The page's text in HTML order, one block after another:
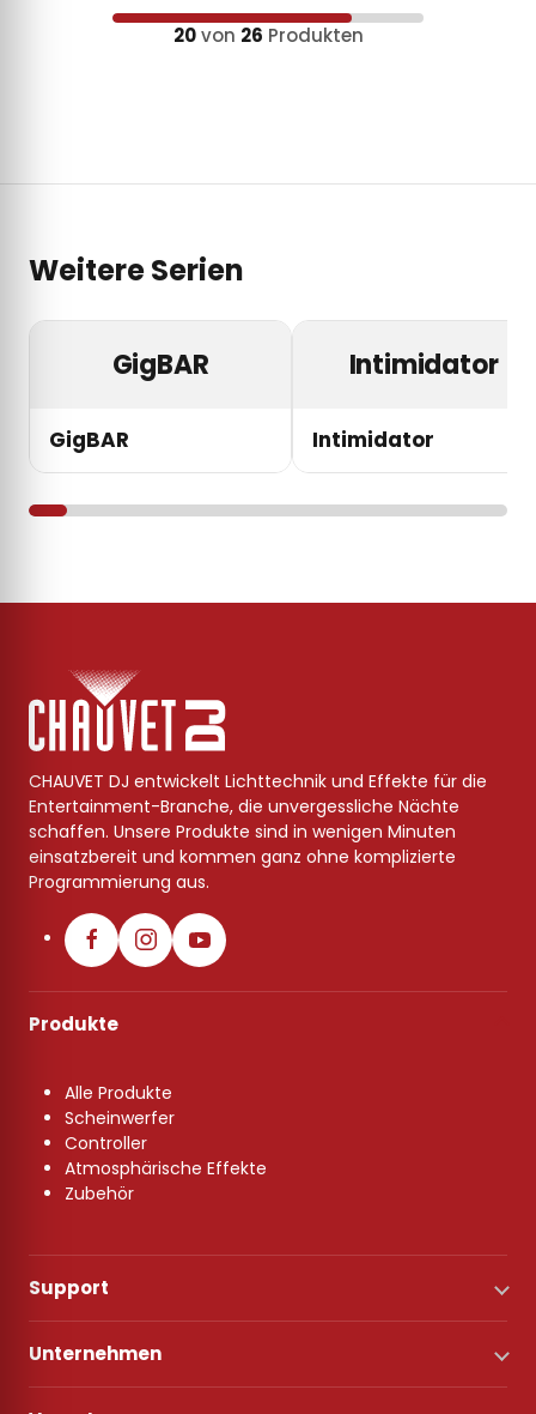
20von 26 Produkten
Weitere Serien
GigBAR
GigBAR
Intimidator
Intimidator
CHAUVET DJ entwickelt Lichttechnik und Effekte für die
Entertainment-Branche, die unvergessliche Nächte
schaffen. Unsere Produkte sind in wenigen Minuten
einsatzbereit und kommen ganz ohne komplizierte
Programmierung aus.
Produkte
Alle Produkte
Scheinwerfer
Controller
Atmosphärische Effekte
Zubehör
Support
Unternehmen